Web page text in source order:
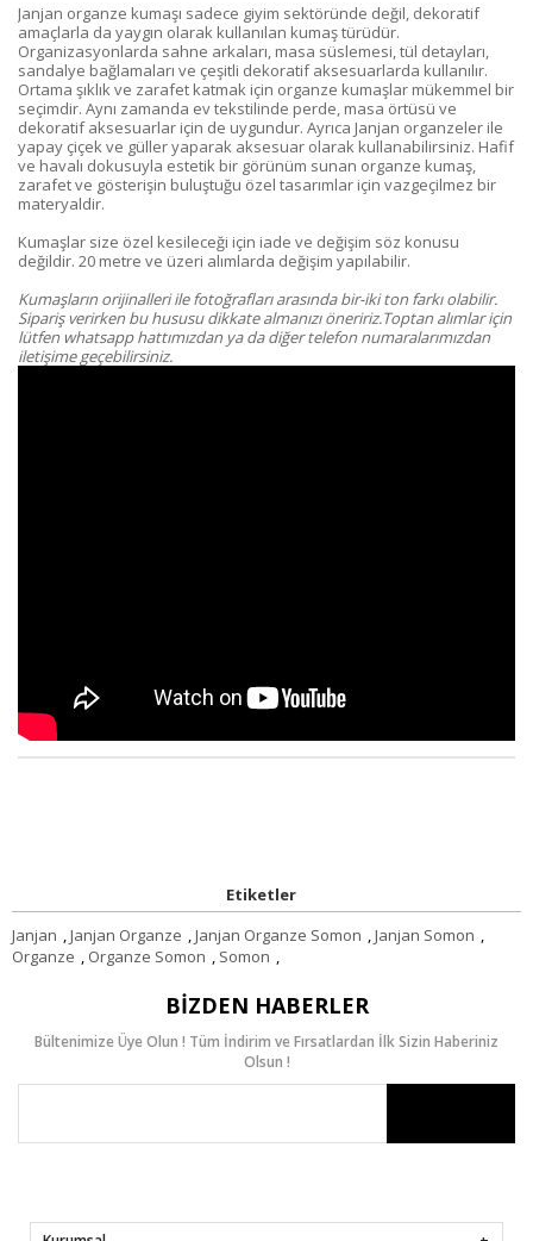
Janjan organze kumaşı sadece giyim sektöründe değil, dekoratif
amaçlarla da yaygın olarak kullanılan kumaş türüdür.
Organizasyonlarda sahne arkaları, masa süslemesi, tül detayları,
sandalye bağlamaları ve çeşitli dekoratif aksesuarlarda kullanılır.
Ortama şıklık ve zarafet katmak için organze kumaşlar mükemmel bir
seçimdir. Aynı zamanda ev tekstilinde perde, masa örtüsü ve
dekoratif aksesuarlar için de uygundur. Ayrıca Janjan organzeler ile
yapay çiçek ve güller yaparak aksesuar olarak kullanabilirsiniz. Hafif
ve havalı dokusuyla estetik bir görünüm sunan organze kumaş,
zarafet ve gösterişin buluştuğu özel tasarımlar için vazgeçilmez bir
materyaldir.
Kumaşlar size özel kesileceği için iade ve değişim söz konusu
değildir. 20 metre ve üzeri alımlarda değişim yapılabilir.
Kumaşların orijinalleri ile fotoğrafları arasında bir-iki ton farkı olabilir.
Sipariş verirken bu hususu dikkate almanızı öneririz.Toptan alımlar için
lütfen whatsapp hattımızdan ya da diğer telefon numaralarımızdan
iletişime geçebilirsiniz.
Etiketler
Janjan ,Janjan Organze ,Janjan Organze Somon ,Janjan Somon ,
Organze , Organze Somon , Somon ,
BIZDEN HABERLER
Bültenimize Üye Olun ! Tüm İndirim ve Fırsatlardan İlk Sizin Haberiniz
Olsun !